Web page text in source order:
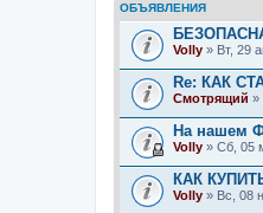
ОБЪЯВЛЕНИЯ
Volly » Вт, 29
Re: КАК
Смотрящий »
На нашем
Volly » Сб, 05
КАК
Volly » Вс, 08